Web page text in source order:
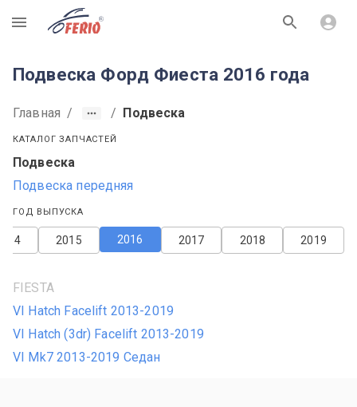
R
Подвеска Форд Фиеста 2016 года
Главная / / Подвеска
КАТАЛОГ ЗАПЧАСТЕЙ
Подвеска
Подвеска передняя
ГОД ВЫПУСКА
2019
2018
2017
2016
2015
FIESTA
VI Hatch Facelift 2013-2019
VI Hatch (3dr) Facelift 2013-2019
VI Mk7 2013-2019 Седан